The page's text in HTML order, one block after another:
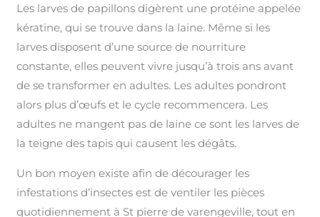
Les larves de papillons digèrent une protéine appelée
kératine, qui se trouve dans la laine. Même si les
larves disposent d’une source de nourriture
constante, elles peuvent vivre jusqu’à trois ans avant
de se transformer en adultes. Les adultes pondront
alors plus d’œufs et le cycle recommencera. Les
adultes ne mangent pas de laine ce sont les larves de
la teigne des tapis qui causent les dégâts.
Un bon moyen existe afin de décourager les
infestations d’insectes est de ventiler les pièces
quotidiennement à St pierre de varengeville, tout en